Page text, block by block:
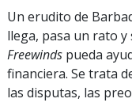
Un erudito de
llega, pasa un rato y
Freewinds pueda
financiera. Se trata
las disputas, las